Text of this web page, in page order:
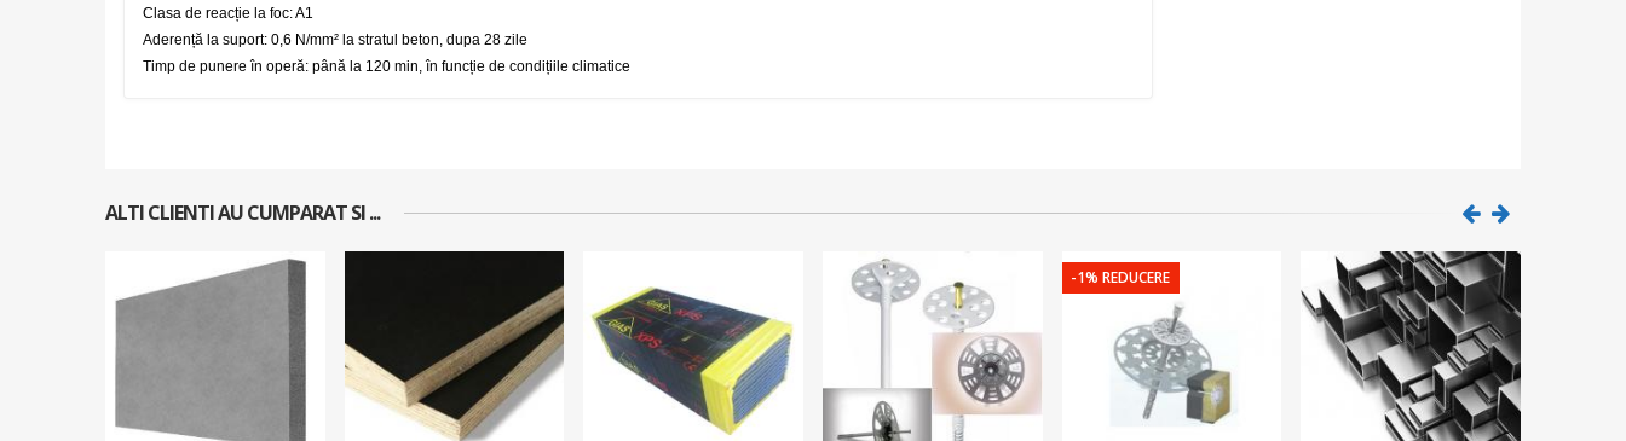
Clasa de reacție la foc: A1
Aderență la suport: 0,6 N/mm² la stratul beton, dupa 28 zile
Timp de punere în operă: până la 120 min, în funcție de condițiile climatice
ALTI CLIENTI AU CUMPARAT SI ...
-1% REDUCERE